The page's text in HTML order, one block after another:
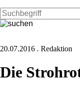
20.07.2016 . Redaktion
Die